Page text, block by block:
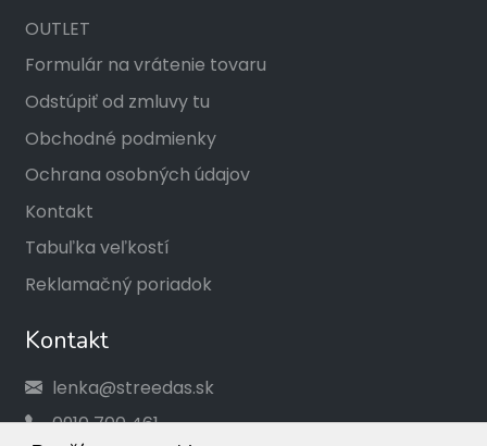
OUTLET
Formulár na vrátenie tovaru
Odstúpiť od zmluvy tu
Obchodné podmienky
Ochrana osobných údajov
Kontakt
Tabuľka veľkostí
Reklamačný poriadok
Kontakt
lenka@streedas.sk
0910 700 461